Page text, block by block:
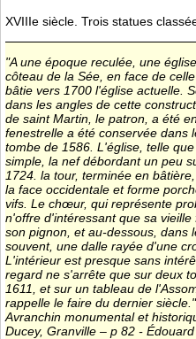
XVIIIe siècle. Trois statues
"A une époque reculée, une
côteau de la Sée, en face de
bâtie vers 1700 l'église actuelle.
dans les angles de cette
de saint Martin, le patron, a été
fenestrelle a été conservée dans
tombe de 1586. L'église, telle
simple, la nef débordant un peu
1724. la tour, terminée en
la face occidentale et forme
vifs. Le chœur, qui représente
n'offre d'intéressant que sa
son pignon, et au-dessous, dans
souvent, une dalle rayée d'une
L'intérieur est presque sans
regard ne s'arrête que sur deux
1611, et sur un tableau de
rappelle le faire du dernier siècle."
Avranchin monumental et
Ducey, Granville – p 82 -